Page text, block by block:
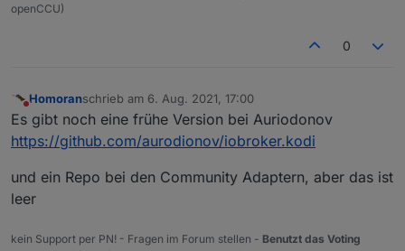
openCCU)
0
Nicht stören
Homoranschrieb am 6. Aug. 2021, 17:00
zuletzt editiert von
Es gibt noch eine frühe Version bei Auriodonov
https://github.com/aurodionov/iobroker.kodi
und ein Repo bei den Community Adaptern, aber das ist
leer
kein Support per PN! - Fragen im Forum stellen - Benutzt das Voting